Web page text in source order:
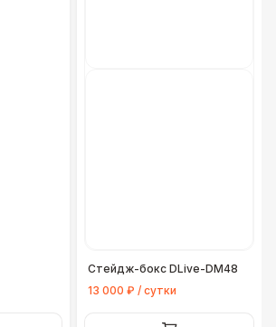
Стейдж-бокс DLive-DM48
13 000 ₽ / сутки